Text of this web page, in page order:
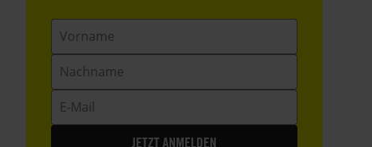
Vorname
Nachname
E-
Mail